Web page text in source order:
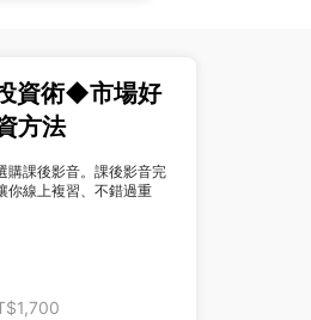
資術◆市場好
方法
購課後影音。課後影音完
你線上複習、不錯過重